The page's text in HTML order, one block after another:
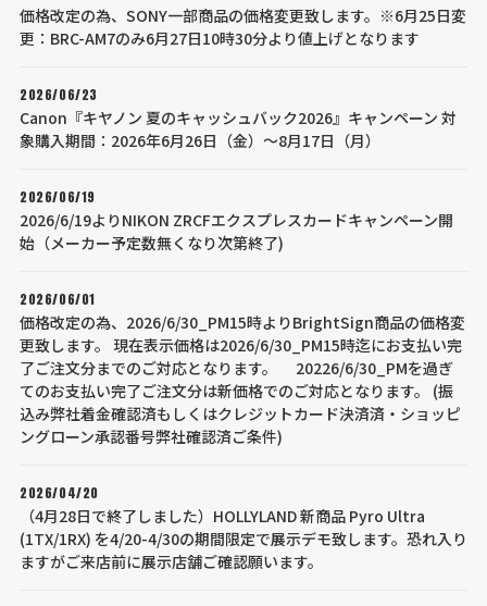
価格改定の為、SONY一部商品の価格変更致します。※6月25日変
更：BRC-AM7のみ6月27日10時30分より値上げとなります
2026/06/23
Canon『キヤノン 夏のキャッシュバック2026』キャンペーン 対
象購入期間：2026年6月26日（金）～8月17日（月）
2026/06/19
2026/6/19よりNIKON ZRCFエクスプレスカードキャンペーン開
始（メーカー予定数無くなり次第終了)
2026/06/01
価格改定の為、2026/6/30_PM15時よりBrightSign商品の価格変
更致します。 現在表示価格は2026/6/30_PM15時迄にお支払い完
了ご注文分までのご対応となります。 20226/6/30_PMを過ぎ
てのお支払い完了ご注文分は新価格でのご対応となります。 (振
込み弊社着金確認済もしくはクレジットカード決済済・ショッピ
ングローン承認番号弊社確認済ご条件)
2026/04/20
（4月28日で終了しました）HOLLYLAND 新商品 Pyro Ultra
(1TX/1RX) を4/20-4/30の期間限定で展示デモ致します。恐れ入り
ますがご来店前に展示店舗ご確認願います。